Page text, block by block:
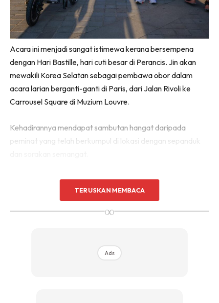
Acara ini menjadi sangat istimewa kerana bersempena
dengan Hari Bastille, hari cuti besar di Perancis. Jin akan
mewakili Korea Selatan sebagai pembawa obor dalam
acara larian berganti-ganti di Paris, dari Jalan Rivoli ke
Carrousel Square di Muzium Louvre.
Kehadirannya mendapat sambutan hangat daripada
peminat yang telah berkumpul di lokasi dengan sepanduk
Rasa terhormat dan bangga
Dalam wawancaranya dengan KBS News, Jin berkata,
TERUSKAN MEMBACA
∞
Ads